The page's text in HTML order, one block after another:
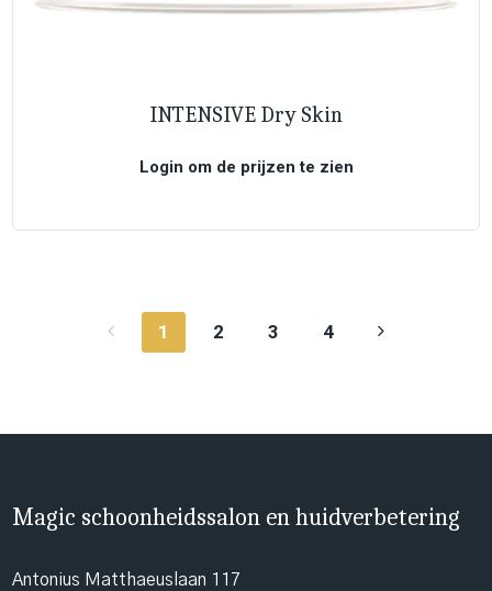
INTENSIVE Dry Skin
Login om de prijzen te zien
1 2 3 4
Magic schoonheidssalon en huidverbetering
Antonius Matthaeuslaan 117